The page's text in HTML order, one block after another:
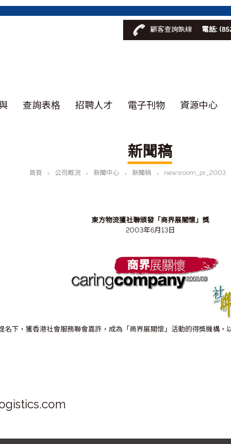
顧客查詢埶線 電話:
查詢表格 招聘人才 電子刊物 資源中心
新聞稿
首頁 > 公司概況 > 新聞中心 > 新聞稿 > newsroom_pr_2003
東方物流獲社聯頒發「商界展關懷」獎
2003年6月13日
名下，獲香港社會服務聯會嘉許，成為「商界展關懷」活動的得獎機構，